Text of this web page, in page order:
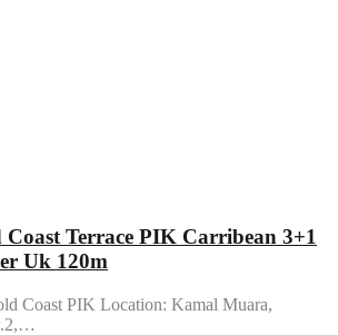
Terrace PIK Carribean 3+1
Uk 120m
Coast PIK Location: Kamal Muara,